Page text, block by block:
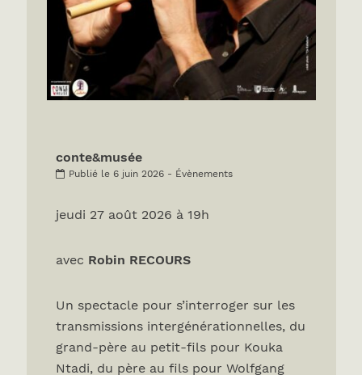
conte&musée
Publié le 6 juin 2026 - Évènements
jeudi 27 août 2026 à 19h
avec Robin RECOURS
Un spectacle pour s’interroger sur les
transmissions intergénérationnelles, du
grand-père au petit-fils pour Kouka
Ntadi, du père au fils pour Wolfgang